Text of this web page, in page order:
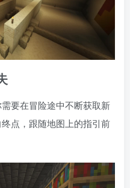
要在冒险途中不断获取新
点，跟随地图上的指引前